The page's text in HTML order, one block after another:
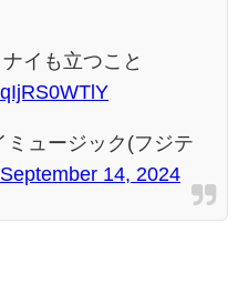
イも立つこと
ュージック(フジテ
September 14, 2024